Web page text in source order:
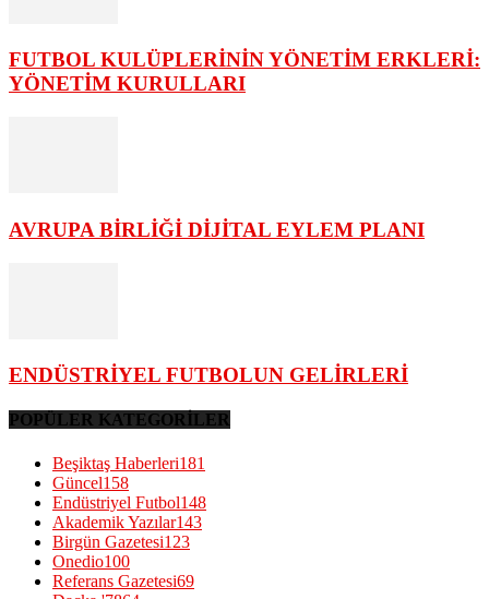
FUTBOL KULÜPLERİNİN YÖNETİM ERKLERİ:
YÖNETİM KURULLARI
AVRUPA BİRLİĞİ DİJİTAL EYLEM PLANI
ENDÜSTRİYEL FUTBOLUN GELİRLERİ
POPÜLER KATEGORİLER
Beşiktaş Haberleri181
Güncel158
Endüstriyel Futbol148
Akademik Yazılar143
Birgün Gazetesi123
Onedio100
Referans Gazetesi69